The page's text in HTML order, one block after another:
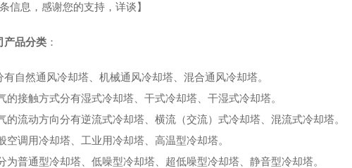
信息，感谢您的支持，详谈】
产品分类 ：
自然通风冷却塔、机械通风冷却塔、混合通风冷却塔。
的接触方式分有湿式冷却塔、干式冷却塔、干湿式冷却塔。
的流动方向分有逆流式冷却塔、横流（交流）式冷却塔、混流式冷却塔。
空调用冷却塔、工业用冷却塔、高温型冷却塔。
为普通型冷却塔、低噪型冷却塔、超低噪型冷却塔、静音型冷却塔。